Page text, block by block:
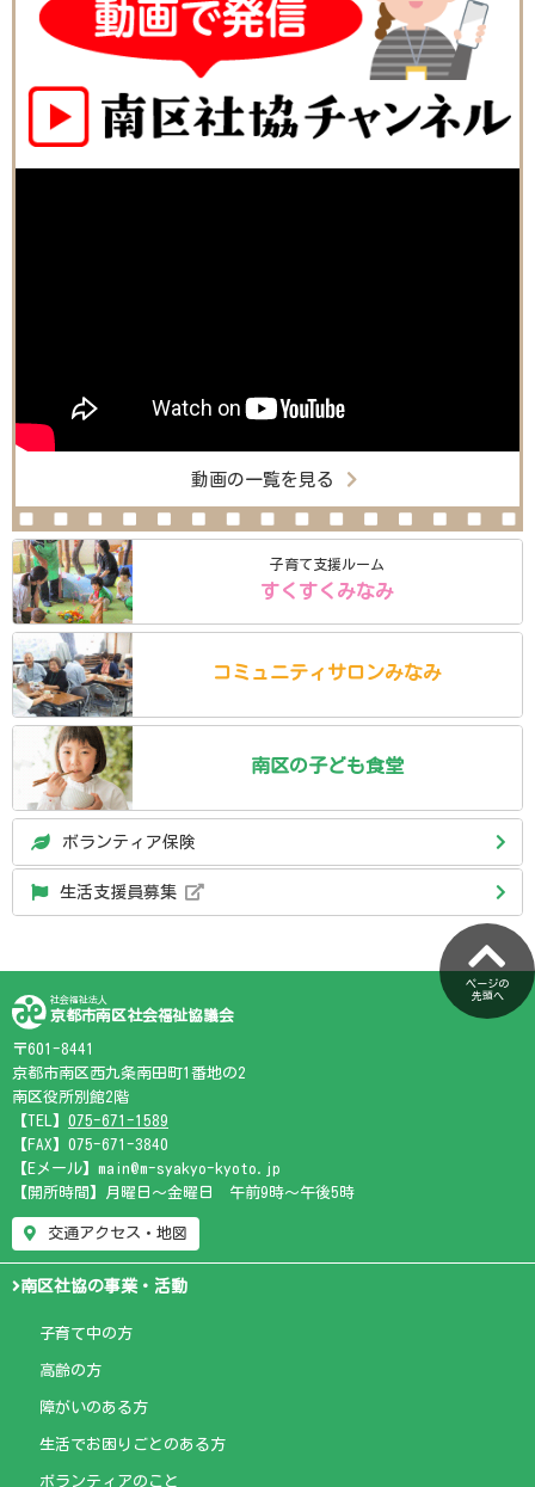
動画の一覧を見る
子育て支援ルーム
すくすくみなみ
コミュニティ サロンみなみ
南区の子ども食堂
ボランティア保険
生活支援員募集
ページの
先頭へ
社会福祉法人
京都市南区社会福祉協議会
〒601-8441
京都市南区西九条南田町1番地の2
南区役所別館2階
【TEL】 075-671-1589
【FAX】075-671-3840
【Eメール】main@m-syakyo-kyoto.jp
【開所時間】月曜日～金曜日 午前9時～午後5時
交通アクセス・地図
南区社協の事業・活動
子育て中の方
高齢の方
障がいのある方
生活でお困りごとのある方
ボランティアのこと